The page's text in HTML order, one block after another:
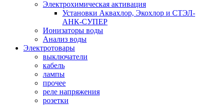
Электрохимическая активация
Установки Аквахлор, Экохлор и СТЭЛ-
АНК-СУПЕР
Ионизаторы воды
Анализ воды
Электротовары
выключатели
кабель
лампы
прочее
реле напряжения
розетки